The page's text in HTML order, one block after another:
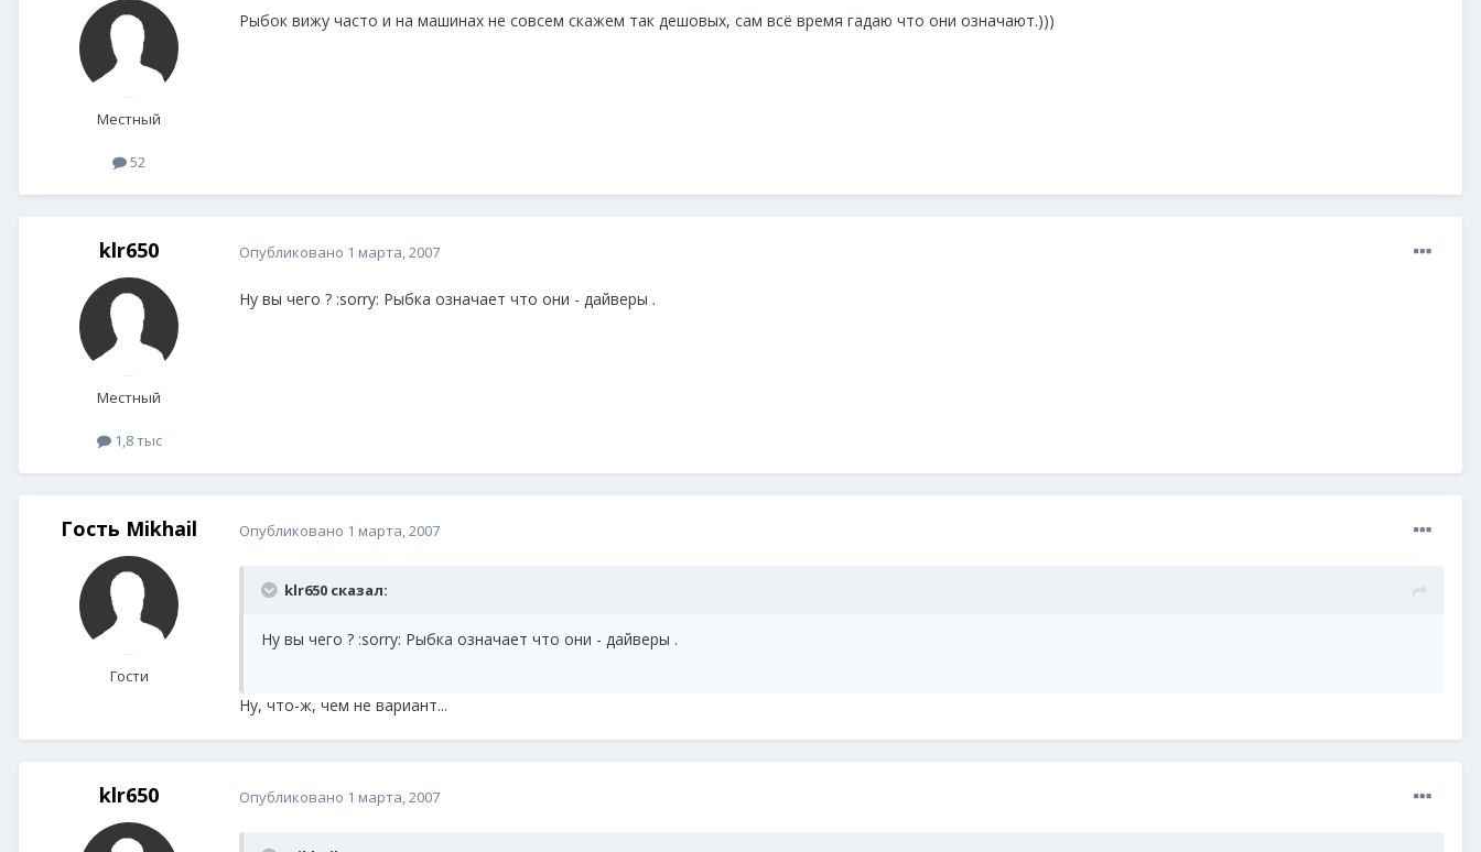
Местный
52
Рыбок вижу часто и на машинах не совсем скажем так дешовых, сам всё время гадаю что они означают.)))
klr650
Местный
1,8 тыс
Опубликовано 1 марта, 2007
Ну вы чего ? :sorry: Рыбка означает что они - дайверы .
Гость Mikhail
Гости
Опубликовано 1 марта, 2007
klr650 сказал:
Ну вы чего ? :sorry: Рыбка означает что они - дайверы .
Ну, что-ж, чем не вариант...
klr650 Опубликовано 1 марта, 2007